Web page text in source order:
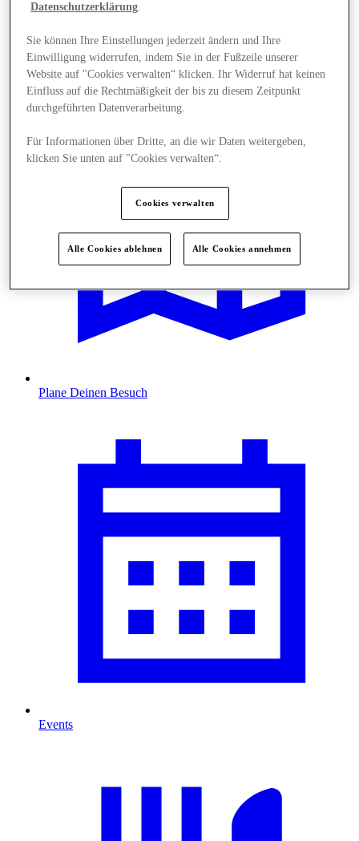
Angebote
Plane Deinen Besuch
Events
Datenschutzerklärung.
Sie können Ihre Einstellungen jederzeit ändern und Ihre
Einwilligung widerrufen, indem Sie in der Fußzeile unserer
Website auf "Cookies verwalten“ klicken. Ihr Widerruf hat keinen
Einfluss auf die Rechtmäßigkeit der bis zu diesem Zeitpunkt
durchgeführten Datenverarbeitung.
Für Informationen über Dritte, an die wir Daten weitergeben,
klicken Sie unten auf "Cookies verwalten“.
Cookies verwalten
Alle Cookies ablehnen Alle Cookies annehmen